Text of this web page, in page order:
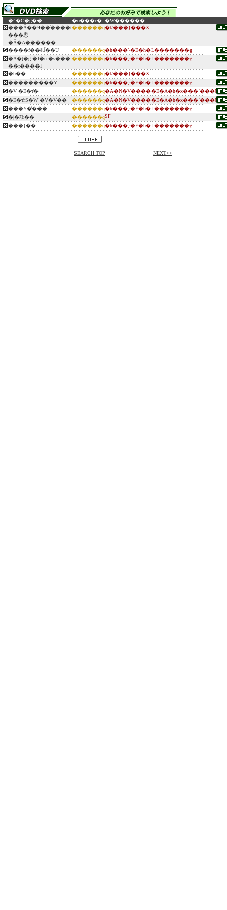
�^�C�g�� �o���ғ� �W������
���Ȃ��Ǝ��̍����t
���悤
�Ȃ�A������
������q�t/���}���X
����f��ē̐��U ������q�h���}�E�h�L�������g
�A�[�g �I�u �s���
��f����I
������q�h���}�E�h�L�������g
�h�� ������q�t/���}���X
���������Y
������q�h���}�E�h�L�������g
�V �E�т̎�
������q�A�N�V�����E�A�h�x���`���[
�E�т̎ґS�W �V�V��
������q�A�N�V�����E�A�h�x���`���[
���Y�̕���
������q�h���}�E�h�L�������g
�|�敨��
������qSF
���{��
������q�h���}�E�h�L�������g
SEARCH TOP NEXT>>